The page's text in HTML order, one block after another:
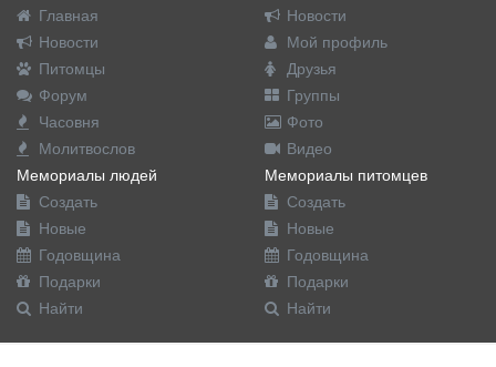
Главная
Новости
Питомцы
Форум
Часовня
Молитвослов
Новости
Мой профиль
Друзья
Группы
Фото
Видео
Мемориалы людей
Создать
Новые
Годовщина
Подарки
Найти
Мемориалы питомцев
Создать
Новые
Годовщина
Подарки
Найти